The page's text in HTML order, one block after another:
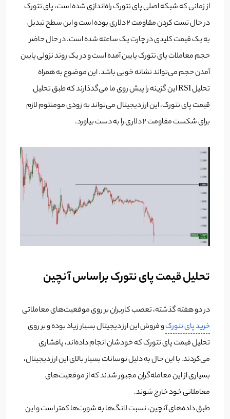
از زمانی که شبکه اصلی پای نتورک راه‌اندازی شده است، پای نتورک
در حال تست کردن مقاومت 2 دلاری بوده است و این سطح تبدیل
به یک قیمت کلیدی در چارت یک ساعته شده است. در حال حاضر
حجم معاملات پای نتورک پایین آمده است و در یک روند نزولی پایین
آمدن حجم می‌تواند نشانه خوبی باشد. این موضوع به همراه
تحلیل RSI این گزینه را پیش روی ما می‌گدذارند که طبق تحلیل
قیمت پای نتورک، این ارز دیجیتال می‌تواند به زودی مومنتوم لازم
برای شکست مقاومت 2 دلاری را به دست بیاورد.
تحلیل قیمت پای نتورک براساس آنچین
در دو هفته گذشته، تعصب کاربران بر روی موقعیت‌های معاملاتی
خرید پای نتورکو فروش این ارز دیجیتال بسیار زیاد بوده و بر روی
تحلیل قیمت پای نتورک که خودشان انجام داده‌اند، پافشاری
می‌کردند. با این حال به دلیل نوسانات بسیار بالای این ارز دیجیتال،
بسیاری از این معامله‌گران مجبور شدند که از موقعیت‌های
معاملاتی خود خارج شوند.
طبق داده‌های آنچین، نسبت لانگ‌ها به شورت‌ها کمتر است و این